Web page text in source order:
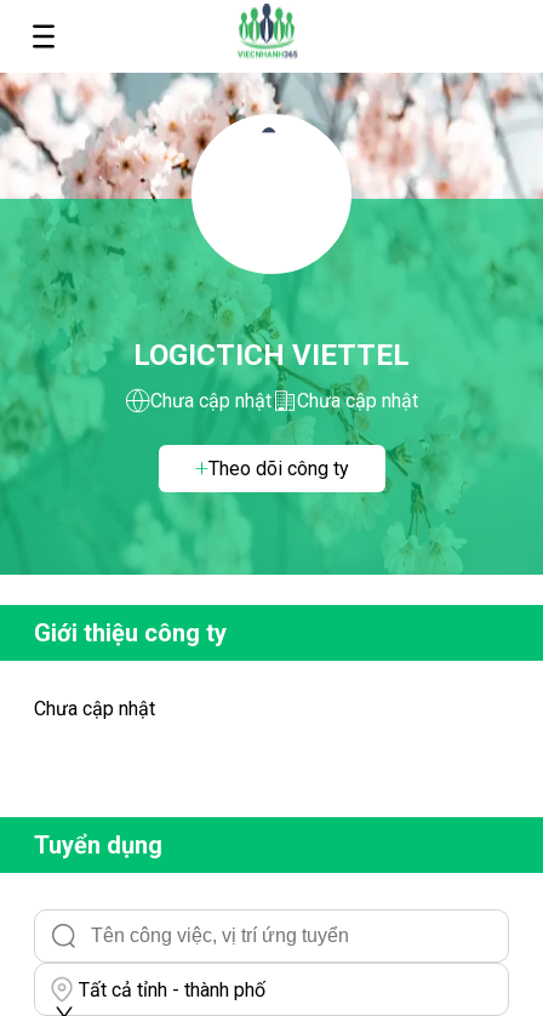
LOGICTICH VIETTEL
Chưa cập nhật Chưa cập nhật
Theo dõi công ty
Giới thiệu công ty
Chưa cập nhật
Tuyển dụng
Tất cả tỉnh - thành phố